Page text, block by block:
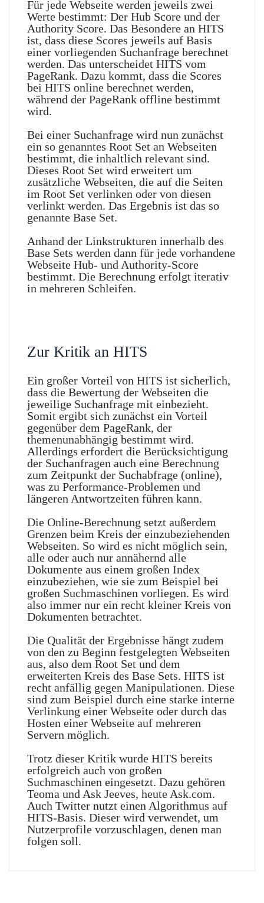
Für jede Webseite werden jeweils zwei
Werte bestimmt: Der Hub Score und der
Authority Score. Das Besondere an HITS
ist, dass diese Scores jeweils auf Basis
einer vorliegenden Suchanfrage berechnet
werden. Das unterscheidet HITS vom
PageRank. Dazu kommt, dass die Scores
bei HITS online berechnet werden,
während der PageRank offline bestimmt
wird.
Bei einer Suchanfrage wird nun zunächst
ein so genanntes Root Set an Webseiten
bestimmt, die inhaltlich relevant sind.
Dieses Root Set wird erweitert um
zusätzliche Webseiten, die auf die Seiten
im Root Set verlinken oder von diesen
verlinkt werden. Das Ergebnis ist das so
genannte Base Set.
Anhand der Linkstrukturen innerhalb des
Base Sets werden dann für jede vorhandene
Webseite Hub- und Authority-Score
bestimmt. Die Berechnung erfolgt iterativ
in mehreren Schleifen.
Zur Kritik an HITS
Ein großer Vorteil von HITS ist sicherlich,
dass die Bewertung der Webseiten die
jeweilige Suchanfrage mit einbezieht.
Somit ergibt sich zunächst ein Vorteil
gegenüber dem PageRank, der
themenunabhängig bestimmt wird.
Allerdings erfordert die Berücksichtigung
der Suchanfragen auch eine Berechnung
zum Zeitpunkt der Suchabfrage (online),
was zu Performance-Problemen und
längeren Antwortzeiten führen kann.
Die Online-Berechnung setzt außerdem
Grenzen beim Kreis der einzubeziehenden
Webseiten. So wird es nicht möglich sein,
alle oder auch nur annähernd alle
Dokumente aus einem großen Index
einzubeziehen, wie sie zum Beispiel bei
großen Suchmaschinen vorliegen. Es wird
also immer nur ein recht kleiner Kreis von
Dokumenten betrachtet.
Die Qualität der Ergebnisse hängt zudem
von den zu Beginn festgelegten Webseiten
aus, also dem Root Set und dem
erweiterten Kreis des Base Sets. HITS ist
recht anfällig gegen Manipulationen. Diese
sind zum Beispiel durch eine starke interne
Verlinkung einer Webseite oder durch das
Hosten einer Webseite auf mehreren
Servern möglich.
Trotz dieser Kritik wurde HITS bereits
erfolgreich auch von großen
Suchmaschinen eingesetzt. Dazu gehören
Teoma und Ask Jeeves, heute Ask.com.
Auch Twitter nutzt einen Algorithmus auf
HITS-Basis. Dieser wird verwendet, um
Nutzerprofile vorzuschlagen, denen man
folgen soll.